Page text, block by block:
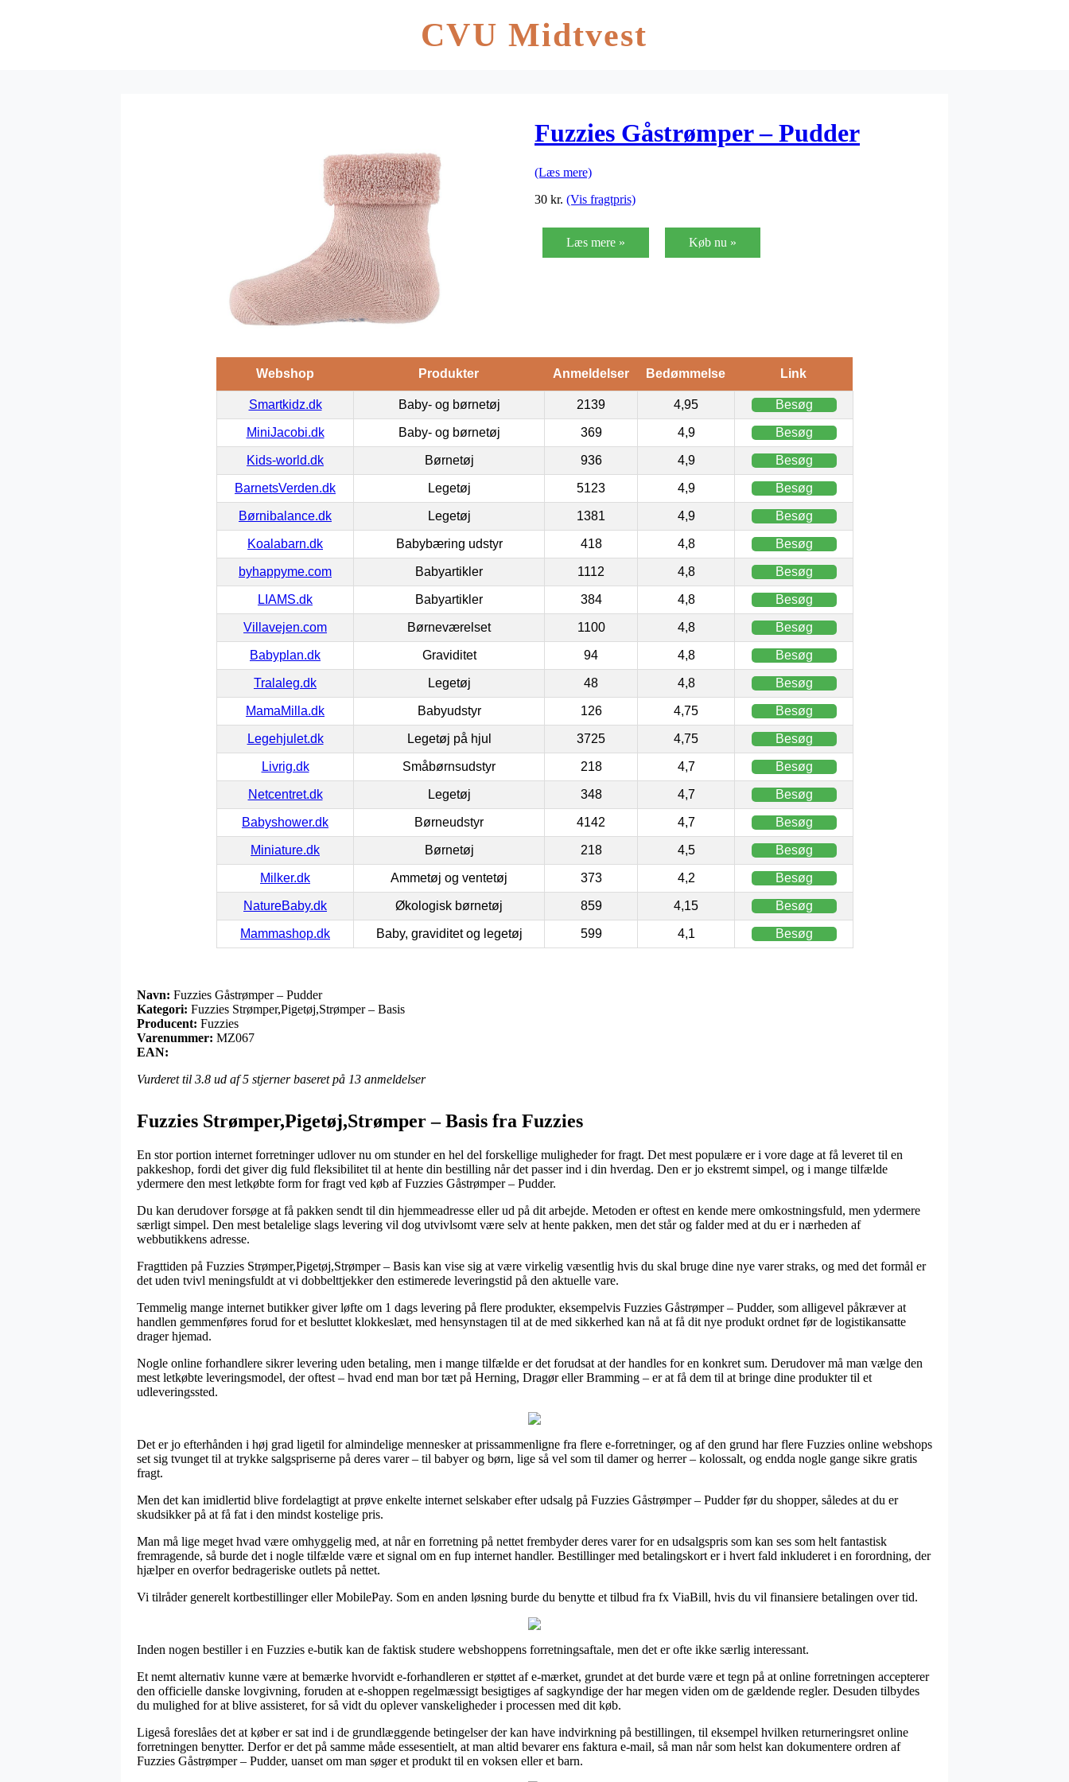
CVU Midtvest
Fuzzies Gåstrømper – Pudder
(Læs mere)
30 kr. (Vis fragtpris)
Læs mere » Køb nu »
Webshop Produkter Anmeldelser Bedømmelse Link
Smartkidz.dk Baby- og børnetøj 2139 4,95 Besøg
MiniJacobi.dk Baby- og børnetøj 369 4,9 Besøg
Kids-world.dk Børnetøj 936 4,9 Besøg
BarnetsVerden.dk Legetøj 5123 4,9 Besøg
Børnibalance.dk Legetøj 1381 4,9 Besøg
Koalabarn.dk Babybæring udstyr 418 4,8 Besøg
byhappyme.com Babyartikler 1112 4,8 Besøg
LIAMS.dk Babyartikler 384 4,8 Besøg
Villavejen.com Børneværelset 1100 4,8 Besøg
Babyplan.dk Graviditet 94 4,8 Besøg
Tralaleg.dk Legetøj 48 4,8 Besøg
MamaMilla.dk Babyudstyr 126 4,75 Besøg
Legehjulet.dk Legetøj på hjul 3725 4,75 Besøg
Livrig.dk Småbørnsudstyr 218 4,7 Besøg
Netcentret.dk Legetøj 348 4,7 Besøg
Babyshower.dk Børneudstyr 4142 4,7 Besøg
Miniature.dk Børnetøj 218 4,5 Besøg
Milker.dk Ammetøj og ventetøj 373 4,2 Besøg
NatureBaby.dk Økologisk børnetøj 859 4,15 Besøg
Mammashop.dk Baby, graviditet og legetøj 599 4,1 Besøg
Navn: Fuzzies Gåstrømper – Pudder
Kategori: Fuzzies Strømper,Pigetøj,Strømper – Basis
Producent: Fuzzies
Varenummer: MZ067
EAN:
Vurderet til 3.8 ud af 5 stjerner baseret på 13 anmeldelser
Fuzzies Strømper,Pigetøj,Strømper – Basis fra Fuzzies
En stor portion internet forretninger udlover nu om stunder en hel del forskellige muligheder for fragt. Det mest populære er i vore dage at få leveret til en
pakkeshop, fordi det giver dig fuld fleksibilitet til at hente din bestilling når det passer ind i din hverdag. Den er jo ekstremt simpel, og i mange tilfælde
ydermere den mest letkøbte form for fragt ved køb af Fuzzies Gåstrømper – Pudder.
Du kan derudover forsøge at få pakken sendt til din hjemmeadresse eller ud på dit arbejde. Metoden er oftest en kende mere omkostningsfuld, men ydermere
særligt simpel. Den mest betalelige slags levering vil dog utvivlsomt være selv at hente pakken, men det står og falder med at du er i nærheden af
webbutikkens adresse.
Fragttiden på Fuzzies Strømper,Pigetøj,Strømper – Basis kan vise sig at være virkelig væsentlig hvis du skal bruge dine nye varer straks, og med det formål er
det uden tvivl meningsfuldt at vi dobbelttjekker den estimerede leveringstid på den aktuelle vare.
Temmelig mange internet butikker giver løfte om 1 dags levering på flere produkter, eksempelvis Fuzzies Gåstrømper – Pudder, som alligevel påkræver at
handlen gemmenføres forud for et besluttet klokkeslæt, med hensynstagen til at de med sikkerhed kan nå at få dit nye produkt ordnet før de logistikansatte
drager hjemad.
Nogle online forhandlere sikrer levering uden betaling, men i mange tilfælde er det forudsat at der handles for en konkret sum. Derudover må man vælge den
mest letkøbte leveringsmodel, der oftest – hvad end man bor tæt på Herning, Dragør eller Bramming – er at få dem til at bringe dine produkter til et
udleveringssted.
Det er jo efterhånden i høj grad ligetil for almindelige mennesker at prissammenligne fra flere e-forretninger, og af den grund har flere Fuzzies online webshops
set sig tvunget til at trykke salgspriserne på deres varer – til babyer og børn, lige så vel som til damer og herrer – kolossalt, og endda nogle gange sikre gratis
fragt.
Men det kan imidlertid blive fordelagtigt at prøve enkelte internet selskaber efter udsalg på Fuzzies Gåstrømper – Pudder før du shopper, således at du er
skudsikker på at få fat i den mindst kostelige pris.
Man må lige meget hvad være omhyggelig med, at når en forretning på nettet frembyder deres varer for en udsalgspris som kan ses som helt fantastisk
fremragende, så burde det i nogle tilfælde være et signal om en fup internet handler. Bestillinger med betalingskort er i hvert fald inkluderet i en forordning, der
hjælper en overfor bedrageriske outlets på nettet.
Vi tilråder generelt kortbestillinger eller MobilePay. Som en anden løsning burde du benytte et tilbud fra fx ViaBill, hvis du vil finansiere betalingen over tid.
Inden nogen bestiller i en Fuzzies e-butik kan de faktisk studere webshoppens forretningsaftale, men det er ofte ikke særlig interessant.
Et nemt alternativ kunne være at bemærke hvorvidt e-forhandleren er støttet af e-mærket, grundet at det burde være et tegn på at online forretningen accepterer
den officielle danske lovgivning, foruden at e-shoppen regelmæssigt besigtiges af sagkyndige der har megen viden om de gældende regler. Desuden tilbydes
du mulighed for at blive assisteret, for så vidt du oplever vanskeligheder i processen med dit køb.
Ligeså foreslåes det at køber er sat ind i de grundlæggende betingelser der kan have indvirkning på bestillingen, til eksempel hvilken returneringsret online
forretningen benytter. Derfor er det på samme måde essesentielt, at man altid bevarer ens faktura e-mail, så man når som helst kan dokumentere ordren af
Fuzzies Gåstrømper – Pudder, uanset om man søger et produkt til en voksen eller et barn.